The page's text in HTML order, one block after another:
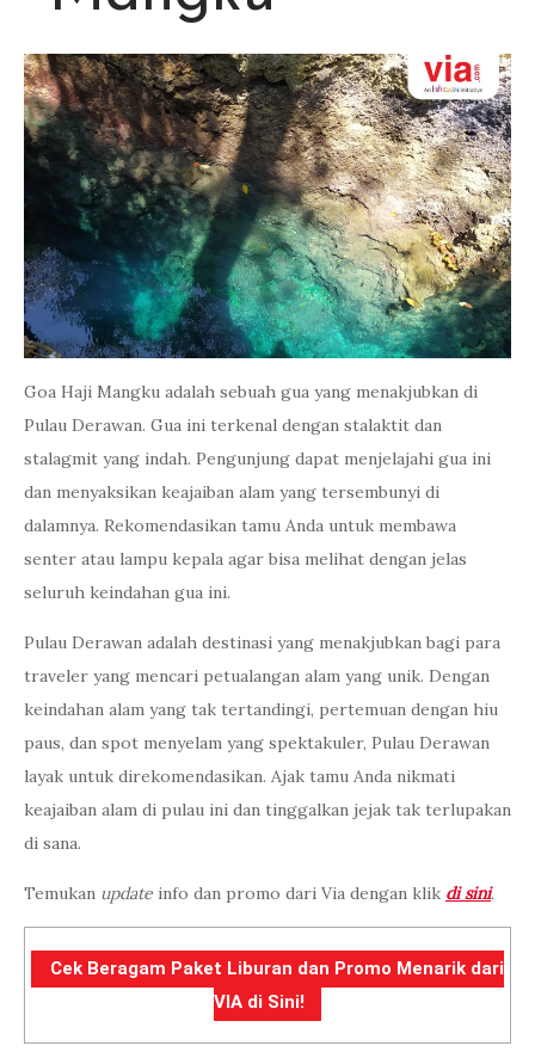
Goa Haji Mangku adalah sebuah gua yang menakjubkan di
Pulau Derawan. Gua ini terkenal dengan stalaktit dan
stalagmit yang indah. Pengunjung dapat menjelajahi gua ini
dan menyaksikan keajaiban alam yang tersembunyi di
dalamnya. Rekomendasikan tamu Anda untuk membawa
senter atau lampu kepala agar bisa melihat dengan jelas
seluruh keindahan gua ini.
Pulau Derawan adalah destinasi yang menakjubkan bagi para
traveler yang mencari petualangan alam yang unik. Dengan
keindahan alam yang tak tertandingi, pertemuan dengan hiu
paus, dan spot menyelam yang spektakuler, Pulau Derawan
layak untuk direkomendasikan. Ajak tamu Anda nikmati
keajaiban alam di pulau ini dan tinggalkan jejak tak terlupakan
di sana.
Temukan update info dan promo dari Via dengan klik di sini.
Cek Beragam Paket Liburan dan Promo Menarik dari
VIA di Sini!